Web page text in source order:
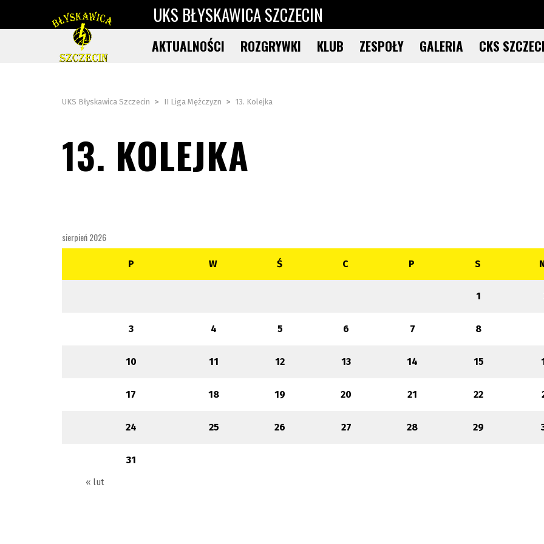
UKS BŁYSKAWICA SZCZECIN
AKTUALNOŚCI ROZGRYWKI KLUB ZESPOŁY GALERIA CKS
UKS Błyskawica Szczecin > II Liga Mężczyzn > 13. Kolejka
13. KOLEJKA
sierpień 2026
P W Ś C P S
« lut
1
3 4 5 6 7 8
10 11 12 13 14 15
17 18 19 20 21 22
24 25 26 27 28 29
31